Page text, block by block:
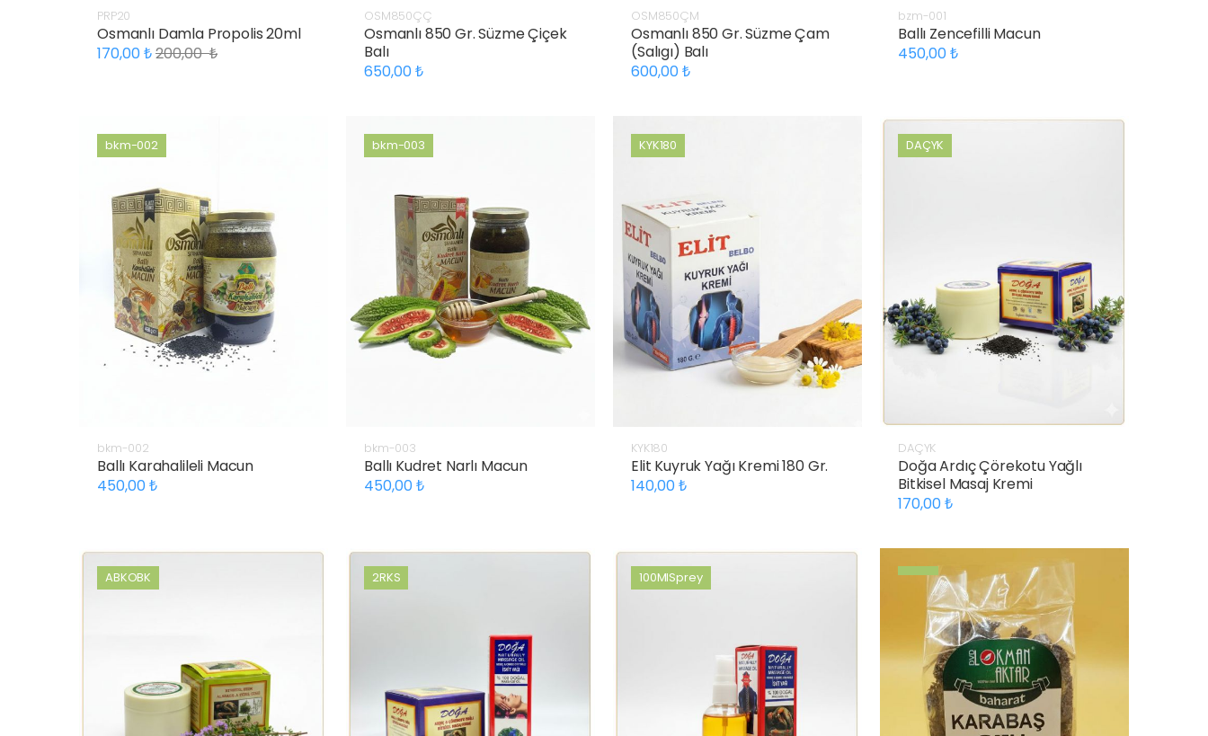
PRP20
Osmanlı Damla Propolis 20ml
170,00
200,00
OSM850ÇÇ
Osmanlı 850 Gr. Süzme Çiçek
Balı
650,00
OSM850ÇM
Osmanlı 850 Gr. Süzme Çam
(Salıgı) Balı
600,00
bzm-001
Ballı Zencefilli Macun
450,00
bkm-002
bkm-002
Ballı Karahalileli Macun
450,00
bkm-003
bkm-003
Ballı Kudret Narlı Macun
450,00
KYK180
KYK180
Elit Kuyruk Yağı Kremi 180 Gr.
140,00
DAÇYK
DAÇYK
Doğa Ardıç Çörekotu Yağlı
Bitkisel Masaj Kremi
170,00
ABKOBK 2RKS 100MlSprey